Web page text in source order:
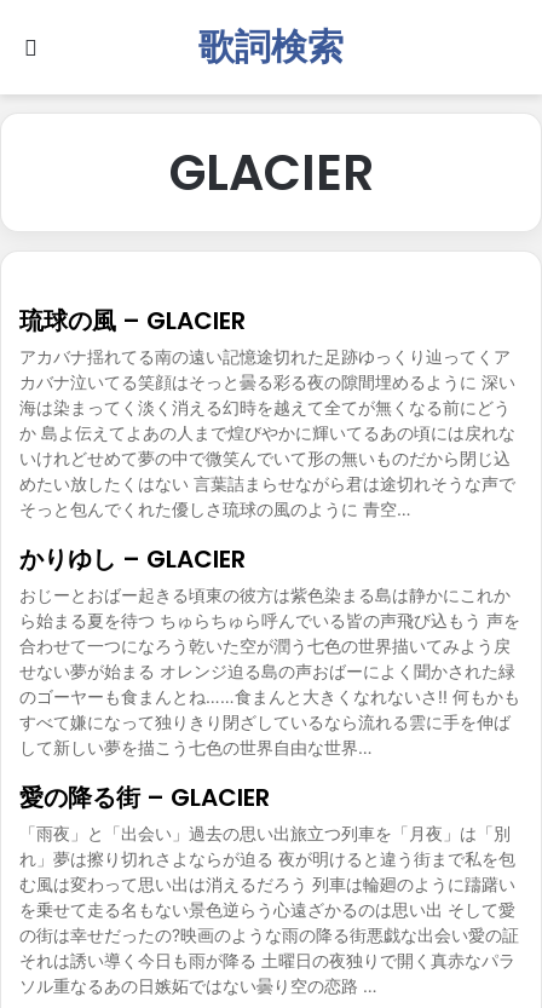
歌詞検索
GLACIER
琉球の風 – GLACIER
アカバナ揺れてる南の遠い記憶途切れた足跡ゆっくり辿ってくア
カバナ泣いてる笑顔はそっと曇る彩る夜の隙間埋めるように 深い
海は染まってく淡く消える幻時を越えて全てが無くなる前にどう
か 島よ伝えてよあの人まで煌びやかに輝いてるあの頃には戻れな
いけれどせめて夢の中で微笑んでいて形の無いものだから閉じ込
めたい放したくはない 言葉詰まらせながら君は途切れそうな声で
そっと包んでくれた優しさ琉球の風のように 青空…
かりゆし – GLACIER
おじーとおばー起きる頃東の彼方は紫色染まる島は静かにこれか
ら始まる夏を待つ ちゅらちゅら呼んでいる皆の声飛び込もう 声を
合わせて一つになろう乾いた空が潤う七色の世界描いてみよう戻
せない夢が始まる オレンジ迫る島の声おばーによく聞かされた緑
のゴーヤーも食まんとね……食まんと大きくなれないさ!! 何もかも
すべて嫌になって独りきり閉ざしているなら流れる雲に手を伸ば
して新しい夢を描こう七色の世界自由な世界…
愛の降る街 – GLACIER
「雨夜」と「出会い」過去の思い出旅立つ列車を「月夜」は「別
れ」夢は擦り切れさよならが迫る 夜が明けると違う街まで私を包
む風は変わって思い出は消えるだろう 列車は輪廻のように躊躇い
を乗せて走る名もない景色逆らう心遠ざかるのは思い出 そして愛
の街は幸せだったの?映画のような雨の降る街悪戯な出会い愛の証
それは誘い導く今日も雨が降る 土曜日の夜独りで開く真赤なパラ
ソル重なるあの日嫉妬ではない曇り空の恋路 …